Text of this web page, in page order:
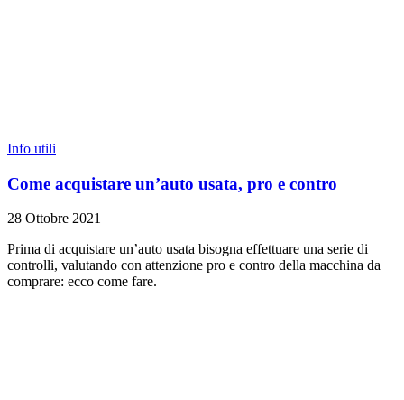
Info utili
Come acquistare un’auto usata, pro e contro
28 Ottobre 2021
Prima di acquistare un’auto usata bisogna effettuare una serie di
controlli, valutando con attenzione pro e contro della macchina da
comprare: ecco come fare.